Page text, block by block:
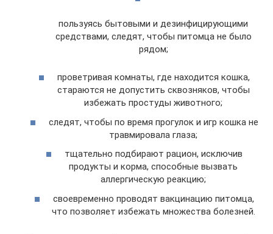
пользуясь бытовыми и дезинфицирующими
средствами, следят, чтобы питомца не было
рядом;
проветривая комнаты, где находится кошка,
стараются не допустить сквозняков, чтобы
избежать простуды животного;
следят, чтобы по время прогулок и игр кошка не
травмировала глаза;
тщательно подбирают рацион, исключив
продукты и корма, способные вызвать
аллергическую реакцию;
своевременно проводят вакцинацию питомца,
что позволяет избежать множества болезней.